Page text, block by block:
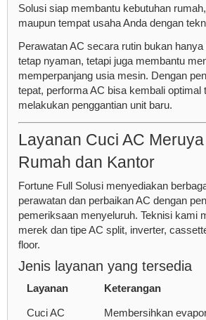
Solusi siap membantu kebutuhan
maupun tempat usaha Anda dengan
Perawatan AC secara rutin bukan
tetap nyaman, tetapi juga membantu
memperpanjang usia mesin. Dengan
tepat, performa AC bisa kembali optimal
melakukan penggantian unit baru.
Layanan Cuci AC
Rumah dan Kantor
Fortune Full Solusi menyediakan
perawatan dan perbaikan AC dengan
pemeriksaan menyeluruh. Teknisi kami
merek dan tipe AC split, inverter,
floor.
Jenis layanan yang tersedia
Layanan Keterangan
Cuci AC
Membersihkan